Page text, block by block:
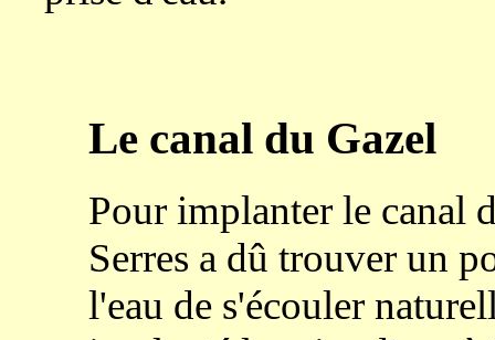
Le canal du Gazel
Pour implanter le canal
Serres a dû trouver un
l'eau de s'écouler